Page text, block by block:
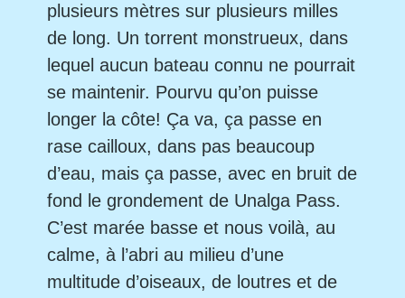
plusieurs mètres sur plusieurs milles
de long. Un torrent monstrueux, dans
lequel aucun bateau connu ne pourrait
se maintenir. Pourvu qu’on puisse
longer la côte! Ça va, ça passe en
rase cailloux, dans pas beaucoup
d’eau, mais ça passe, avec en bruit de
fond le grondement de Unalga Pass.
C’est marée basse et nous voilà, au
calme, à l’abri au milieu d’une
multitude d’oiseaux, de loutres et de